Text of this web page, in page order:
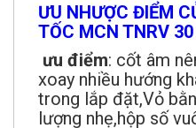
ƯU NHƯỢC ĐIỂM
TỐC MCN TNRV 30
ưu điểm: cốt âm
xoay nhiều hướng
trong lắp đặt,Vỏ
lượng nhẹ,hộp số